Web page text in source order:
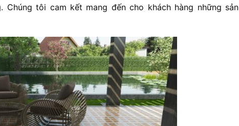
tôi cam kết mang đến cho khách hàng những sản